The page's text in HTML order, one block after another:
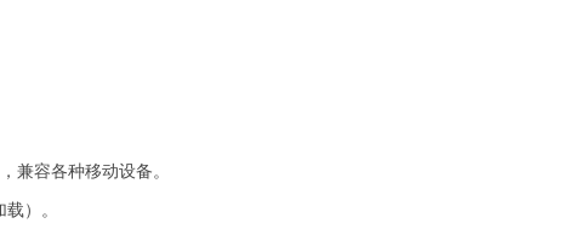
兼容各种移动设备。
）。